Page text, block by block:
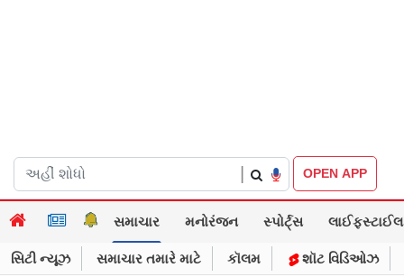
OPEN APP
સમાચાર મનોરંજન સ્પોર્ટ્સ લાઈફસ્ટાઈલ
સિટી ન્યૂઝ સમાચાર તમારે માટે કૉલમ શૉટ વિડિઓઝ